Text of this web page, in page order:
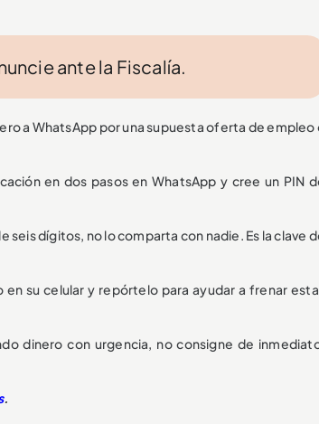
ante la Fiscalía.
a WhatsApp por una supuesta oferta de empleo
en dos pasos en WhatsApp y cree un PIN
dígitos, no lo comparta con nadie. Es la clave
su celular y repórtelo para ayudar a frenar
dinero con urgencia, no consigne de
.